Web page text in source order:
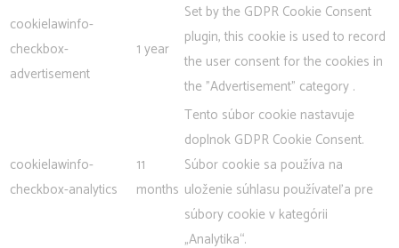
cookielawinfo-
checkbox-
advertisement
1 year
Set by the GDPR Cookie Consent
plugin, this cookie is used to record
the user consent for the cookies in
the "Advertisement" category .
cookielawinfo-
checkbox-analytics
11
months
Tento súbor cookie nastavuje
doplnok GDPR Cookie Consent.
Súbor cookie sa používa na
uloženie súhlasu používateľa pre
súbory cookie v kategórii
„Analytika“.